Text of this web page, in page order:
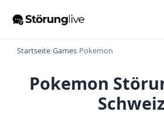
Startseite›Games›Pokemon
Pokemon